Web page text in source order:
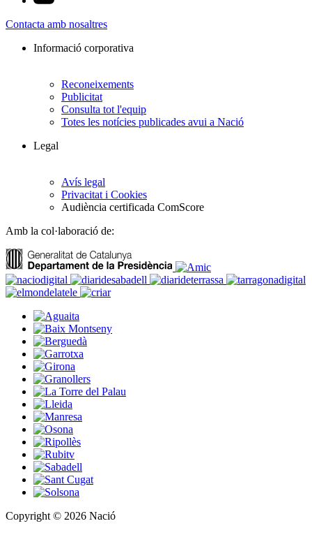
Contacta amb nosaltres
Informació corporativa
Reconeixements
Publicitat
Consulta tot l'equip
Totes les notícies publicades avui a Nació
Legal
Avís legal
Privacitat i Cookies
Audiència certificada ComScore
Amb la col·laboració de:
Copyright © 2026 Nació